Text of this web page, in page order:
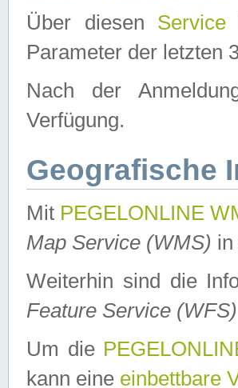
Über diesen Service
Parameter der letzten
Nach der
Verfügung.
Geografische
Mit PEGELONLINE
Map Service (WMS) in
Weiterhin sind die
Feature Service (WFS)
Um die
kann eine einbettbare